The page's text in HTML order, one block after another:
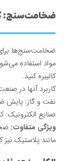
ضخامت‌سنج:
ضخامت‌سنج‌ها
مواد استفاده
کالیبره کنید.
کاربرد آنها در
نفت و گاز: پایش
صنایع
ویژگی متفاوت:
مانند پلاستیک نیز